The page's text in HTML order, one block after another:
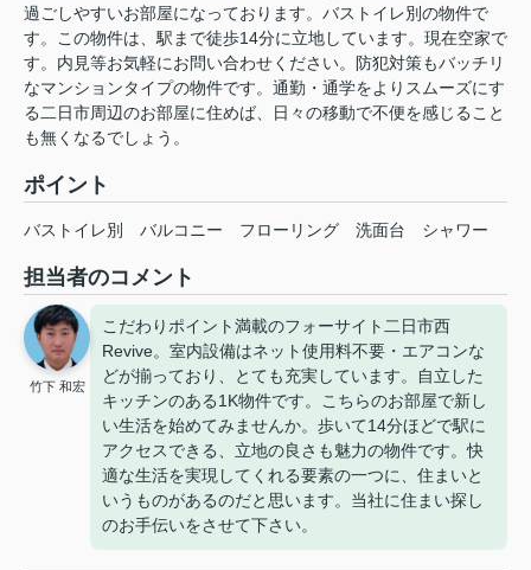
過ごしやすいお部屋になっております。バストイレ別の物件で
す。この物件は、駅まで徒歩14分に立地しています。現在空家で
す。内見等お気軽にお問い合わせください。防犯対策もバッチリ
なマンションタイプの物件です。通勤・通学をよりスムーズにす
る二日市周辺のお部屋に住めば、日々の移動で不便を感じること
も無くなるでしょう。
ポイント
バストイレ別 バルコニー フローリング 洗面台 シャワー
担当者のコメント
竹下 和宏
こだわりポイント満載のフォーサイト二日市西
Revive。室内設備はネット使用料不要・エアコンな
どが揃っており、とても充実しています。自立した
キッチンのある1K物件です。こちらのお部屋で新し
い生活を始めてみませんか。歩いて14分ほどで駅に
アクセスできる、立地の良さも魅力の物件です。快
適な生活を実現してくれる要素の一つに、住まいと
いうものがあるのだと思います。当社に住まい探し
のお手伝いをさせて下さい。